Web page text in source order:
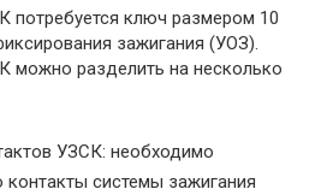
потребуется ключ размером 10
зажигания (УОЗ).
можно разделить на несколько
УЗСК: необходимо
контакты системы зажигания